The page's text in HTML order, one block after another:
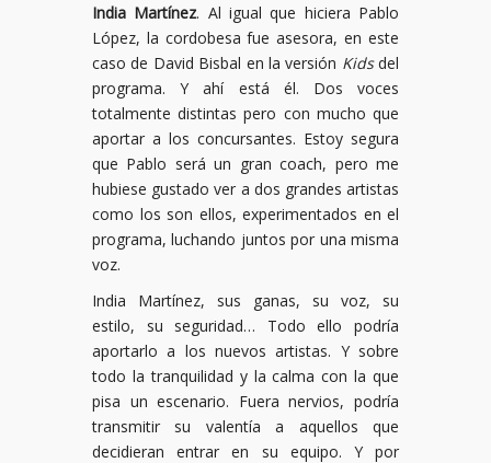
India Martínez. Al igual que hiciera Pablo
López, la cordobesa fue asesora, en este
caso de David Bisbal en la versión Kidsdel
programa. Y ahí está él. Dos voces
totalmente distintas pero con mucho que
aportar a los concursantes. Estoy segura
que Pablo será un gran coach, pero me
hubiese gustado ver a dos grandes artistas
como los son ellos, experimentados en el
programa, luchando juntos por una misma
voz.
India Martínez, sus ganas, su voz, su
estilo, su seguridad… Todo ello podría
aportarlo a los nuevos artistas. Y sobre
todo la tranquilidad y la calma con la que
pisa un escenario. Fuera nervios, podría
transmitir su valentía a aquellos que
decidieran entrar en su equipo. Y por